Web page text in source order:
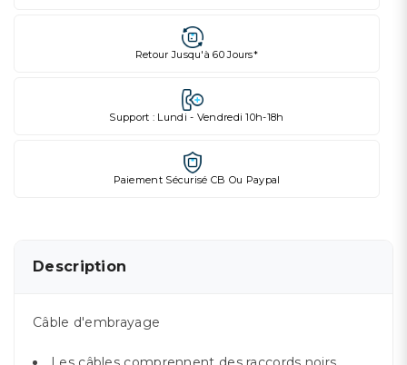
Retour Jusqu'à 60 Jours*
Support : Lundi - Vendredi 10h-18h
Paiement Sécurisé CB Ou Paypal
Description
Câble d'embrayage